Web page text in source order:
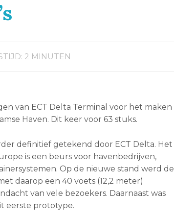
2 MINUTEN
van ECT Delta Terminal voor het maken
Haven. Dit keer voor 63 stuks.
definitief getekend door ECT Delta. Het
is een beurs voor havenbedrijven,
Op de nieuwe stand werd de
daarop een 40 voets (12,2 meter)
van vele bezoekers. Daarnaast was
eerste prototype.